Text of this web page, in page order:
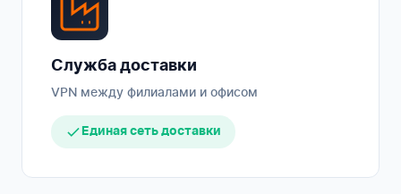
Служба доставки
VPN между филиалами и офисом
Единая сеть доставки